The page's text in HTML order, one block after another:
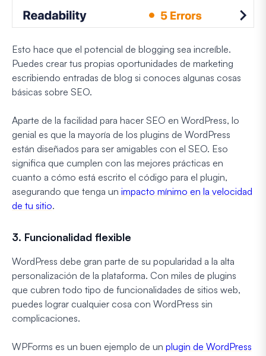
Esto hace que el potencial de blogging sea increíble.
Puedes crear tus propias oportunidades de marketing
escribiendo entradas de blog si conoces algunas cosas
básicas sobre SEO.
Aparte de la facilidad para hacer SEO en WordPress, lo
genial es que la mayoría de los plugins de WordPress
están diseñados para ser amigables con el SEO. Eso
significa que cumplen con las mejores prácticas en
cuanto a cómo está escrito el código para el plugin,
asegurando que tenga un impacto mínimo en la velocidad
de tu sitio.
3. Funcionalidad flexible
WordPress debe gran parte de su popularidad a la alta
personalización de la plataforma. Con miles de plugins
que cubren todo tipo de funcionalidades de sitios web,
puedes lograr cualquier cosa con WordPress sin
complicaciones.
WPForms es un buen ejemplo de un plugin de WordPress